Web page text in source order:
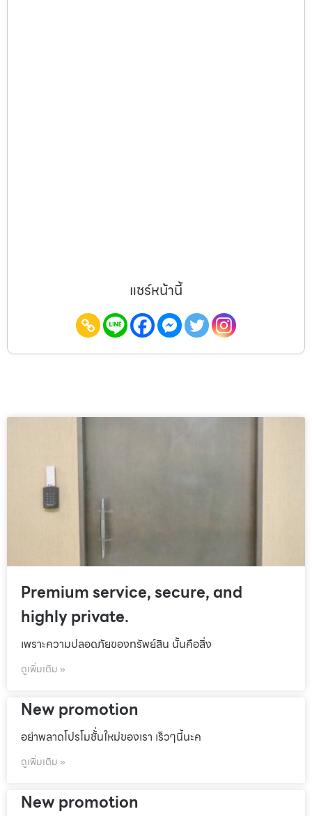
แชร์หน้านี้
Premium service, secure, and
highly private.
เพราะความปลอดภัยของทรัพย์สิน นั้นคือสิ่ง
ดูเพิ่มเติม »
New promotion
อย่าพลาดโปรโมชั้่นใหม่ของเรา เร็วๆนี้นะค
ดูเพิ่มเติม »
New promotion